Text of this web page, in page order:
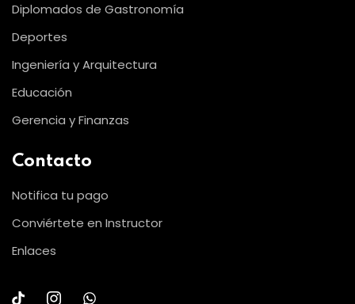
Diplomados de Gastronomía
Deportes
Ingeniería y Arquitectura
Educación
Gerencia y Finanzas
Contacto
Notifica tu pago
Conviértete en Instructor
Enlaces